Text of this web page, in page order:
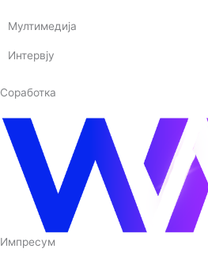
Мултимедија
Интервју
Соработка
Импресум